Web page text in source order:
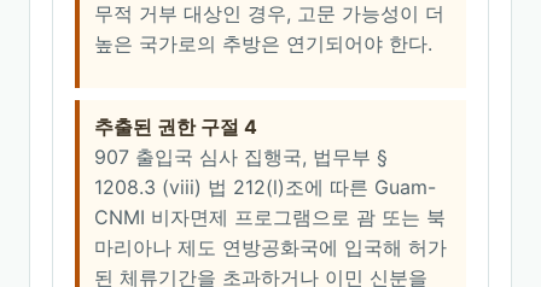
무적 거부 대상인 경우, 고문 가능성이 더
높은 국가로의 추방은 연기되어야 한다.
추출된 권한 구절 4
907 출입국 심사 집행국, 법무부 §
1208.3 (viii) 법 212(l)조에 따른 Guam-
CNMI 비자면제 프로그램으로 괌 또는 북
마리아나 제도 연방공화국에 입국해 허가
된 체류기간을 초과하거나 이민 신분을